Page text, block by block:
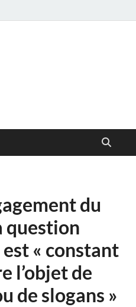
du
question
« constant
l’objet de
de slogans »